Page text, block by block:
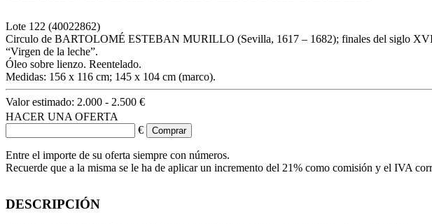
Lote 122 (40022862)
Circulo de BARTOLOMÉ ESTEBAN MURILLO (Sevilla, 1617 – 1682); finales del siglo
“Virgen de la leche”.
Óleo sobre lienzo. Reentelado.
Medidas: 156 x 116 cm; 145 x 104 cm (marco).
Valor estimado: 2.000 - 2.500 €
HACER UNA OFERTA
€
Entre el importe de su oferta siempre con números.
Recuerde que a la misma se le ha de aplicar un incremento del 21% como comisión y el IVA
DESCRIPCIÓN